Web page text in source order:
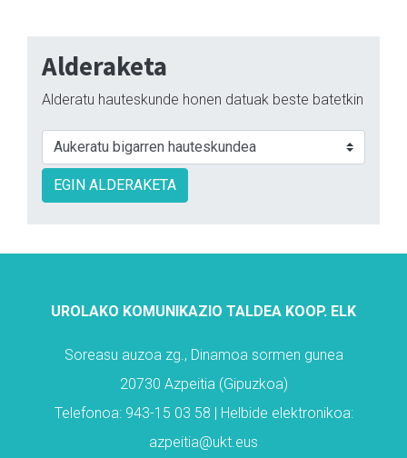
Alderaketa
Alderatu hauteskunde honen datuak beste batetkin
EGIN ALDERAKETA
UROLAKO KOMUNIKAZIO TALDEA KOOP. ELK
Soreasu auzoa zg., Dinamoa sormen gunea
20730 Azpeitia (Gipuzkoa)
Telefonoa: 943-15 03 58 | Helbide elektronikoa:
azpeitia@ukt.eus